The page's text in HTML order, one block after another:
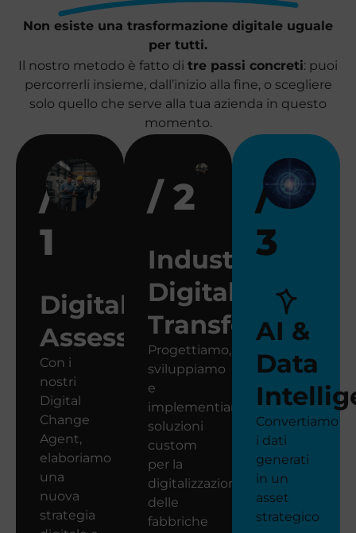
Non esiste una trasformazione digitale uguale
per tutti.
Il nostro metodo è fatto di tre passi concreti: puoi
percorrerli insieme, dall’inizio alla fine, o scegliere
solo quello che serve alla tua azienda in questo
momento.
/
1
Digital
Assessment
Con i
nostri
Digital
Change
Agent,
elaboriamo
una
nuova
strategia
/ 2
Industrial
Digital
Transformation
Progettiamo,
sviluppiamo
e
implementiamo
soluzioni
custom
per la
digitalizzazione
delle
fabbriche
/
3
AI &
Data
Convertiamo
i dati
generati
in un
asset
strategico